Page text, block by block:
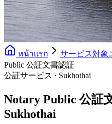
หน้าแรก サービス対象
Public 公証文書認証
公証サービス · Sukhothai
Notary Public 公証
Sukhothai